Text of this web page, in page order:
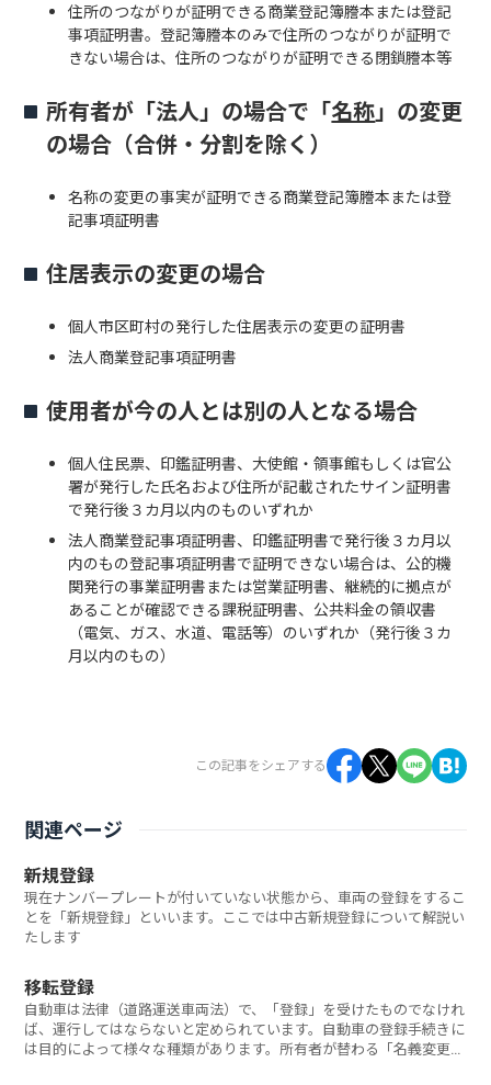
住所のつながりが証明できる商業登記簿謄本または登記
事項証明書。登記簿謄本のみで住所のつながりが証明で
きない場合は、住所のつながりが証明できる閉鎖謄本等
所有者が「法人」の場合で「名称」の変更
の場合（合併・分割を除く）
名称の変更の事実が証明できる商業登記簿謄本または登
記事項証明書
住居表示の変更の場合
個人市区町村の発行した住居表示の変更の証明書
法人商業登記事項証明書
使用者が今の人とは別の人となる場合
個人住民票、印鑑証明書、大使館・領事館もしくは官公
署が発行した氏名および住所が記載されたサイン証明書
で発行後３カ月以内のものいずれか
法人商業登記事項証明書、印鑑証明書で発行後３カ月以
内のもの登記事項証明書で証明できない場合は、公的機
関発行の事業証明書または営業証明書、継続的に拠点が
あることが確認できる課税証明書、公共料金の領収書
（電気、ガス、水道、電話等）のいずれか（発行後３カ
月以内のもの）
この記事をシェアする
関連ページ
新規登録
現在ナンバープレートが付いていない状態から、車両の登録をするこ
とを「新規登録」といいます。ここでは中古新規登録について解説い
たします
移転登録
自動車は法律（道路運送車両法）で、「登録」を受けたものでなけれ
ば、運行してはならないと定められています。自動車の登録手続きに
は目的によって様々な種類があります。所有者が替わる「名義変更」